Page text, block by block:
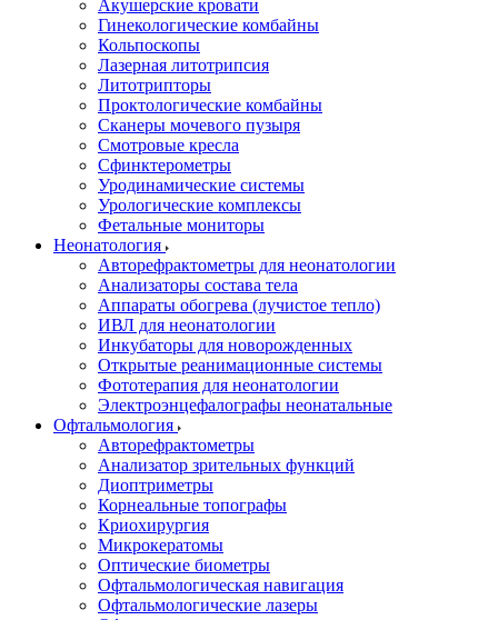
Акушерские кровати
Гинекологические комбайны
Кольпоскопы
Лазерная литотрипсия
Литотрипторы
Проктологические комбайны
Сканеры мочевого пузыря
Смотровые кресла
Сфинктерометры
Уродинамические системы
Урологические комплексы
Фетальные мониторы
Неонатология
Авторефрактометры для неонатологии
Анализаторы состава тела
Аппараты обогрева (лучистое тепло)
ИВЛ для неонатологии
Инкубаторы для новорожденных
Открытые реанимационные системы
Фототерапия для неонатологии
Электроэнцефалографы неонатальные
Офтальмология
Авторефрактометры
Анализатор зрительных функций
Диоптриметры
Корнеальные топографы
Криохирургия
Микрокератомы
Оптические биометры
Офтальмологическая навигация
Офтальмологические лазеры